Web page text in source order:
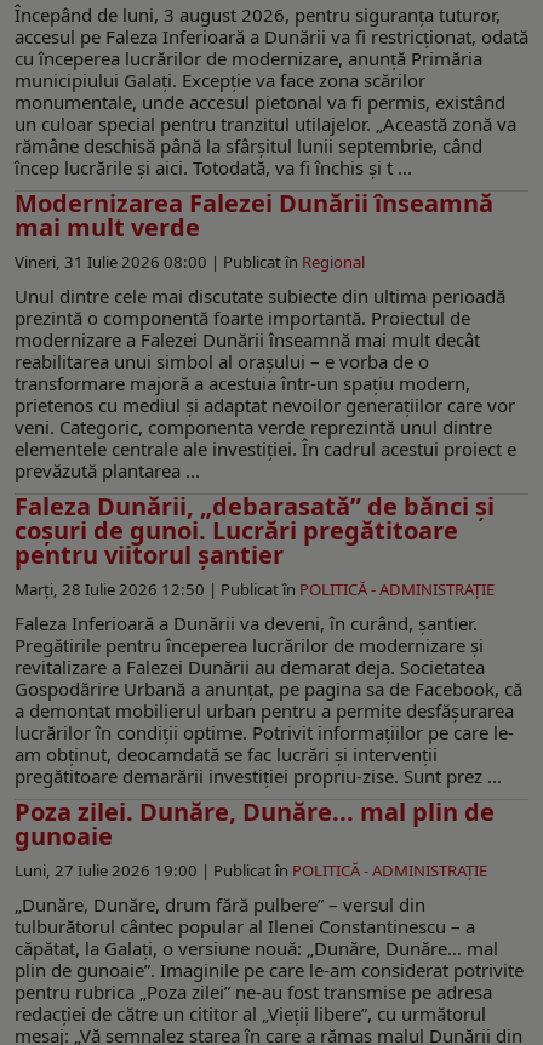
Începând de luni, 3 august 2026, pentru siguranța tuturor,
accesul pe Faleza Inferioară a Dunării va fi restricționat, odată
cu începerea lucrărilor de modernizare, anunţă Primăria
municipiului Galați. Excepție va face zona scărilor
monumentale, unde accesul pietonal va fi permis, existând
un culoar special pentru tranzitul utilajelor. „Această zonă va
rămâne deschisă până la sfârșitul lunii septembrie, când
încep lucrările și aici. Totodată, va fi închis și t ...
Modernizarea Falezei Dunării înseamnă
mai mult verde
Vineri, 31 Iulie 2026 08:00 | Publicat în Regional
Unul dintre cele mai discutate subiecte din ultima perioadă
prezintă o componentă foarte importantă. Proiectul de
modernizare a Falezei Dunării înseamnă mai mult decât
reabilitarea unui simbol al orașului – e vorba de o
transformare majoră a acestuia într-un spațiu modern,
prietenos cu mediul și adaptat nevoilor generațiilor care vor
veni. Categoric, componenta verde reprezintă unul dintre
elementele centrale ale investiției. În cadrul acestui proiect e
prevăzută plantarea ...
Faleza Dunării, „debarasată” de bănci şi
coşuri de gunoi. Lucrări pregătitoare
pentru viitorul şantier
Marți, 28 Iulie 2026 12:50 | Publicat în POLITICĂ - ADMINISTRAŢIE
Faleza Inferioară a Dunării va deveni, în curând, şantier.
Pregătirile pentru începerea lucrărilor de modernizare şi
revitalizare a Falezei Dunării au demarat deja. Societatea
Gospodărire Urbană a anunţat, pe pagina sa de Facebook, că
a demontat mobilierul urban pentru a permite desfășurarea
lucrărilor în condiții optime. Potrivit informaţiilor pe care le-
am obţinut, deocamdată se fac lucrări şi intervenţii
pregătitoare demarării investiţiei propriu-zise. Sunt prez ...
Poza zilei. Dunăre, Dunăre... mal plin de
gunoaie
Luni, 27 Iulie 2026 19:00 | Publicat în POLITICĂ - ADMINISTRAŢIE
„Dunăre, Dunăre, drum fără pulbere” – versul din
tulburătorul cântec popular al Ilenei Constantinescu – a
căpătat, la Galaţi, o versiune nouă: „Dunăre, Dunăre… mal
plin de gunoaie”. Imaginile pe care le-am considerat potrivite
pentru rubrica „Poza zilei” ne-au fost transmise pe adresa
redacţiei de către un cititor al „Vieţii libere”, cu următorul
mesaj: „Vă semnalez starea în care a rămas malul Dunării din